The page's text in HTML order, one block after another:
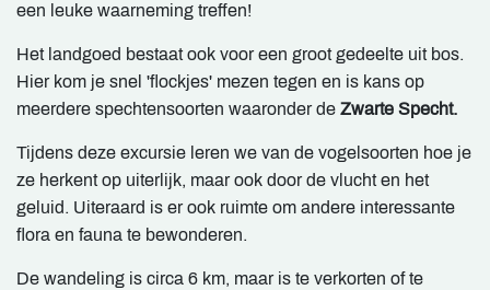
een leuke waarneming treffen!
Het landgoed bestaat ook voor een groot gedeelte uit bos.
Hier kom je snel 'flockjes' mezen tegen en is kans op
meerdere spechtensoorten waaronder de Zwarte Specht.
Tijdens deze excursie leren we van de vogelsoorten hoe je
ze herkent op uiterlijk, maar ook door de vlucht en het
geluid. Uiteraard is er ook ruimte om andere interessante
flora en fauna te bewonderen.
De wandeling is circa 6 km, maar is te verkorten of te